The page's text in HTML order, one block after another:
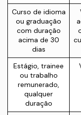
Curso de idioma
ou graduação
com duração
acima de 30
dias
Estágio, trainee
ou trabalho
remunerado,
qualquer
duração